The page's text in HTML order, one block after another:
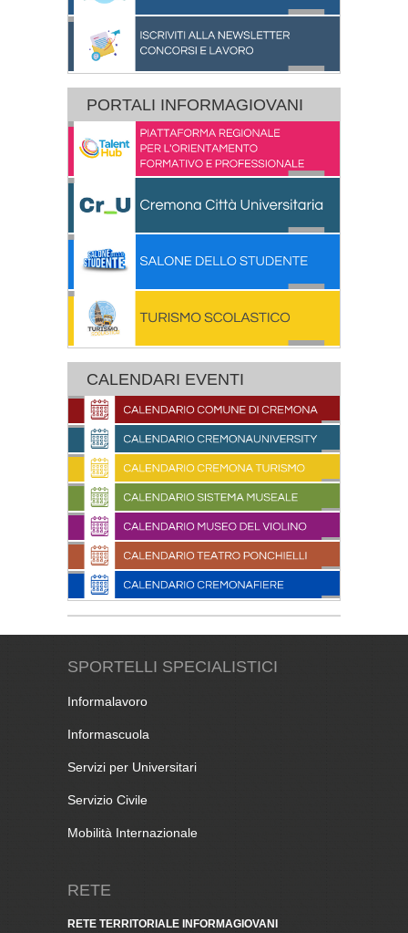
PORTALI INFORMAGIOVANI
CALENDARI EVENTI
SPORTELLI SPECIALISTICI
Informalavoro
Informascuola
Servizi per Universitari
Servizio Civile
Mobilità Internazionale
RETE
RETE TERRITORIALE INFORMAGIOVANI